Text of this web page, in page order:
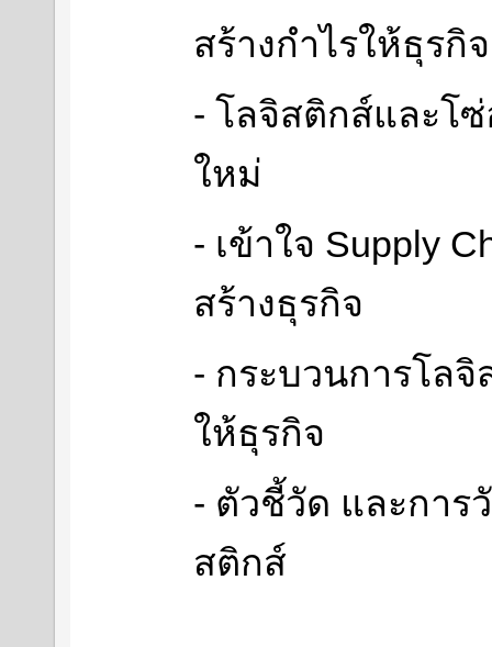
สร้างกำไรให้ธุรกิจ
- โลจิสติกส์และโ
ใหม่
- เข้าใจ Supply
สร้างธุรกิจ
- กระบวนการโล
ให้ธุรกิจ
- ตัวชี้วัด และการ
สติกส์